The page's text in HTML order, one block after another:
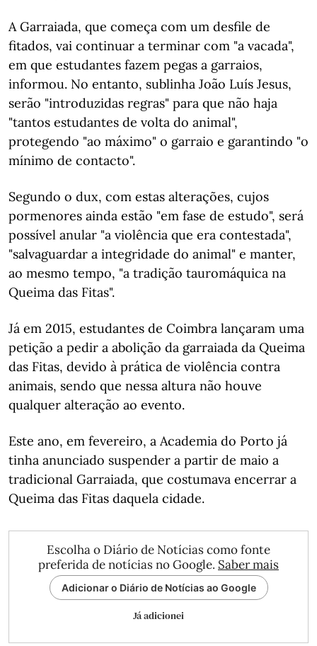
A Garraiada, que começa com um desfile de
fitados, vai continuar a terminar com "a vacada",
em que estudantes fazem pegas a garraios,
informou. No entanto, sublinha João Luís Jesus,
serão "introduzidas regras" para que não haja
"tantos estudantes de volta do animal",
protegendo "ao máximo" o garraio e garantindo "o
mínimo de contacto".
Segundo o dux, com estas alterações, cujos
pormenores ainda estão "em fase de estudo", será
possível anular "a violência que era contestada",
"salvaguardar a integridade do animal" e manter,
ao mesmo tempo, "a tradição tauromáquica na
Queima das Fitas".
Já em 2015, estudantes de Coimbra lançaram uma
petição a pedir a abolição da garraiada da Queima
das Fitas, devido à prática de violência contra
animais, sendo que nessa altura não houve
qualquer alteração ao evento.
Este ano, em fevereiro, a Academia do Porto já
tinha anunciado suspender a partir de maio a
tradicional Garraiada, que costumava encerrar a
Queima das Fitas daquela cidade.
Escolha o Diário de Notícias como fonte
preferida de notícias no Google. Saber mais
Adicionar o Diário de Notícias ao Google
Já adicionei